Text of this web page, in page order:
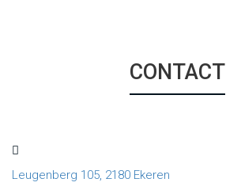
CONTACT
Leugenberg 105, 2180 Ekeren